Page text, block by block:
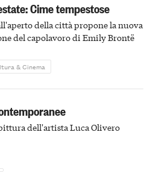
Cime tempestose
della città propone la nuova
del capolavoro di Emily Brontë
& Cinema
dell'artista Luca Olivero